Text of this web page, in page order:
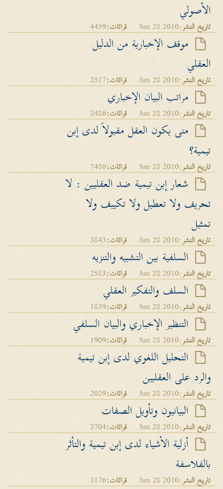
الأصولي
تاريخ النشر:Jun 28 2010 قرائات:4459
موقف الإخبارية من الدليل
العقلي
تاريخ النشر:Jun 28 2010 قرائات:2517
مراتب البيان الإخباري
تاريخ النشر:Jun 28 2010 قرائات:2486
متى يكون العقل مقبولاً لدى إبن
تيمية؟
تاريخ النشر:Jun 28 2010 قرائات:7486
شعار إبن تيمية ضد العقليين : لا
تحريف ولا تعطيل ولا تكييف ولا
تمثيل
تاريخ النشر:Jun 28 2010 قرائات:3843
السلفية بين التشبيه والتنزيه
تاريخ النشر:Jun 28 2010 قرائات:2583
السلف والتفكير العقلي
تاريخ النشر:Jun 28 2010 قرائات:1839
التنظير الإخباري والبيان السلفي
تاريخ النشر:Jun 28 2010 قرائات:1909
التحليل اللغوي لدى إبن تيمية
والرد على العقليين
تاريخ النشر:Jun 28 2010 قرائات:2029
البيانيون وتأويل الصفات
تاريخ النشر:Jun 28 2010 قرائات:2704
أزلية الأشياء لدى إبن تيمية والتأثر
بالفلاسفة
تاريخ النشر:Jun 28 2010 قرائات:3176